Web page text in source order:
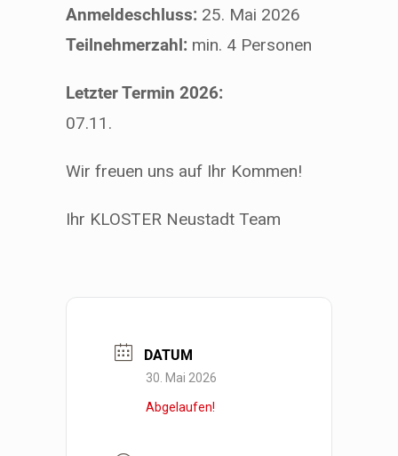
Anmeldeschluss: 25. Mai 2026
Teilnehmerzahl: min. 4 Personen
Letzter Termin 2026:
07.11.
Wir freuen uns auf Ihr Kommen!
Ihr KLOSTER Neustadt Team
DATUM
30. Mai 2026
Abgelaufen!